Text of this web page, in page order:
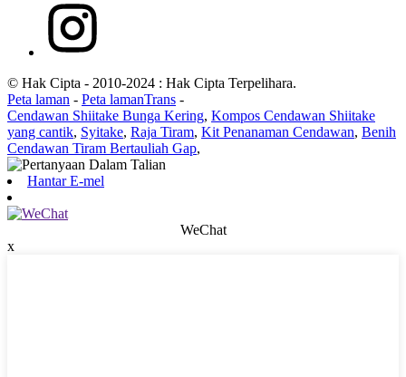
© Hak Cipta - 2010-2024 : Hak Cipta Terpelihara.
Peta laman - Peta lamanTrans -
Cendawan Shiitake Bunga Kering, Kompos Cendawan Shiitake
yang cantik, Syitake, Raja Tiram, Kit Penanaman Cendawan, Benih
Cendawan Tiram Bertauliah Gap,
Hantar E-mel
WeChat
x